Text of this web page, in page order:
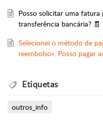
Posso solicitar uma
transferência bancária? 🧾
Selecionei o método de
reembolso». Posso pagar
Etiquetas
outros_info